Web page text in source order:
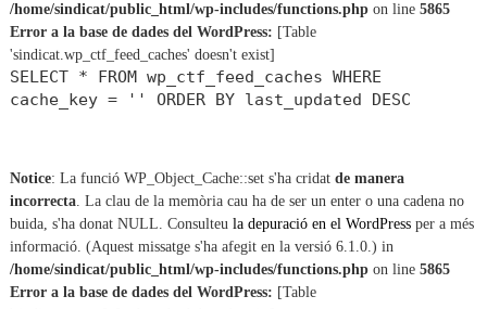
/home/sindicat/public_html/wp-includes/functions.phpon line 5865
Error a la base de dades del WordPress: [Table
'sindicat.wp_ctf_feed_caches' doesn't exist]
SELECT * FROM wp_ctf_feed_caches WHERE
cache_key = '' ORDER BY last_updated DESC
Notice: La funció WP_Object_Cache::set s'ha cridat de manera
incorrecta. La clau de la memòria cau ha de ser un enter o una cadena no
buida, s'ha donat NULL. Consulteu la depuració en el WordPressper a més
informació. (Aquest missatge s'ha afegit en la versió 6.1.0.) in
/home/sindicat/public_html/wp-includes/functions.phpon line 5865
Error a la base de dades del WordPress: [Table